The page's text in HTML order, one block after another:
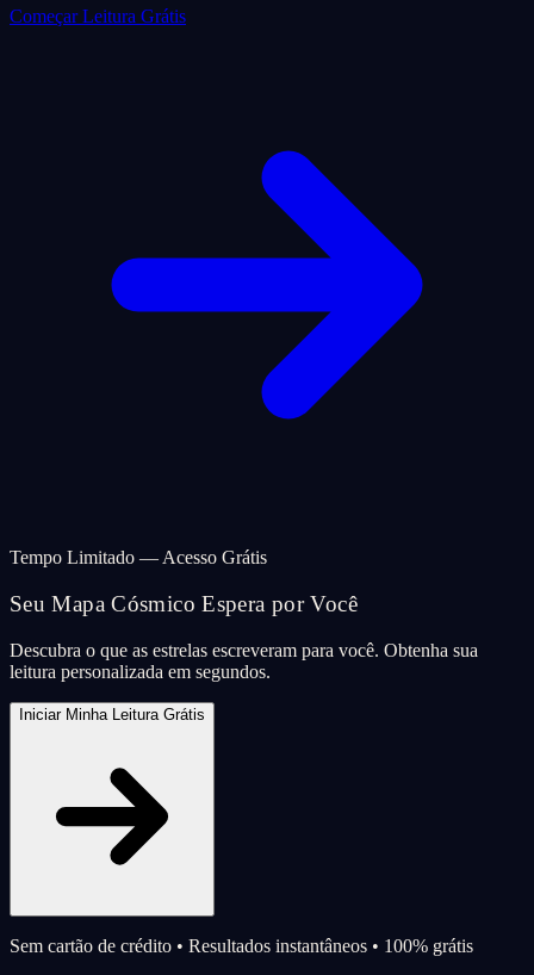
Começar Leitura Grátis
Tempo Limitado — Acesso Grátis
Seu Mapa Cósmico Espera por Você
Descubra o que as estrelas escreveram para você. Obtenha sua
leitura personalizada em segundos.
Iniciar Minha Leitura Grátis
Sem cartão de crédito • Resultados instantâneos • 100% grátis